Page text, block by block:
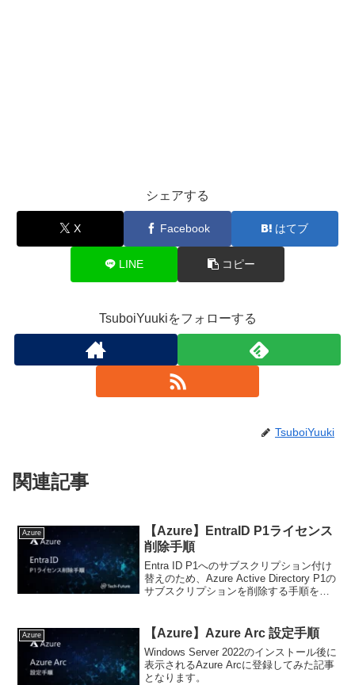
シェアする
X Facebook はてブ
LINE コピー
TsuboiYuukiをフォローする
TsuboiYuuki
関連記事
Azure
【Azure】EntraID P1ライセンス
削除手順
Entra ID P1へのサブスクリプション付け
替えのため、Azure Active Directory P1の
サブスクリプションを削除する手順を記
Azure 【Azure】Azure Arc 設定手順
Windows Server 2022のインストール後に
表示されるAzure Arcに登録してみた記事
となります。